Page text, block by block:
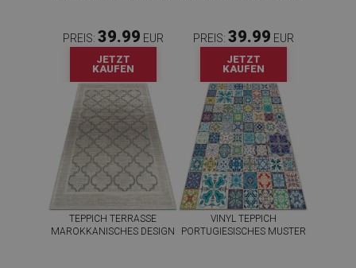
PREIS: 39.99 EUR
JETZT
KAUFEN
PREIS: 39.99 EUR
JETZT
KAUFEN
TEPPICH TERRASSE
MAROKKANISCHES DESIGN
VINYL TEPPICH
PORTUGIESISCHES MUSTER